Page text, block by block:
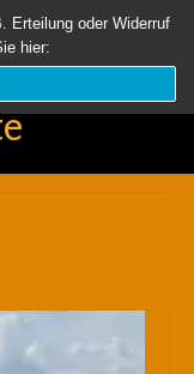
Länder
Erteilung oder Widerruf
hier: